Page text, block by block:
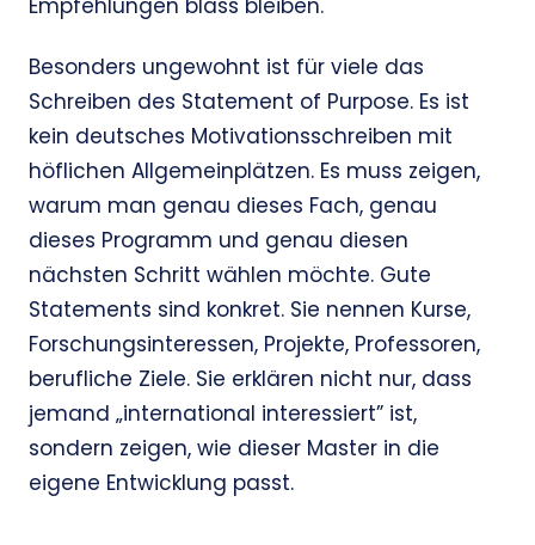
Empfehlungen blass bleiben.
Besonders ungewohnt ist für viele das
Schreiben des Statement of Purpose. Es ist
kein deutsches Motivationsschreiben mit
höflichen Allgemeinplätzen. Es muss zeigen,
warum man genau dieses Fach, genau
dieses Programm und genau diesen
nächsten Schritt wählen möchte. Gute
Statements sind konkret. Sie nennen Kurse,
Forschungsinteressen, Projekte, Professoren,
berufliche Ziele. Sie erklären nicht nur, dass
jemand „international interessiert” ist,
sondern zeigen, wie dieser Master in die
eigene Entwicklung passt.